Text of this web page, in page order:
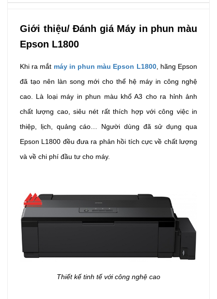
Giới thiệu/ Đánh giá Máy in phun màu
Epson L1800
Khi ra mắt máy in phun màu Epson L1800, hãng Epson
đã tạo nên làn song mới cho thể hệ máy in công nghệ
cao. Là loại máy in phun màu khổ A3 cho ra hỉnh ảnh
chất lượng cao, siêu nét rất thích hợp với công việc in
thiệp, lịch, quảng cáo… Người dùng đã sử dụng qua
Epson L1800 đều đưa ra phản hồi tích cực về chất lượng
và về chi phí đầu tư cho máy.
Thiết kế tinh tế với công nghệ cao